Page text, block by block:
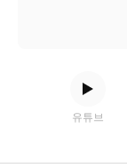
유튜브